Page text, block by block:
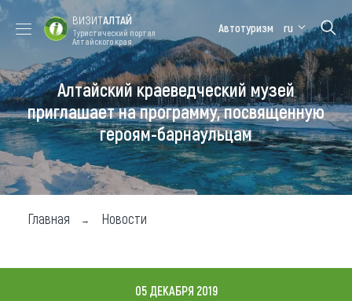
Форум VISIT
ALTAI
Цветение
маральника
Медицинский
форум
Алтайская
зимовка
Туры
Где побывать
Чем заняться
ВИЗИТАЛТАЙ
Туристический портал
Алтайского края
Автотуризм ru
Алтайский краеведческий музей
приглашает на программу, посвященную
героям-барнаульцам
Главная Новости
05 ДЕКАБРЯ 2019